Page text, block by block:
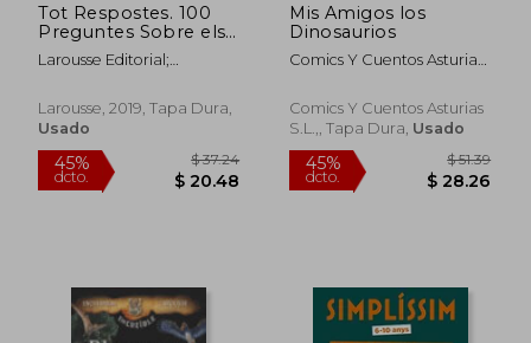
dcto. $ 24.69 dcto.
Tot Respostes. 100
Preguntes Sobre els
Dinosaures (Larousse
- Infantil (en Catalán)
Larousse Editorial;
Larousse, 2019, Tapa Dura,
Usado
Mis Amigos los
Dinosaurios
Comics Y Cuentos Asturias
Comics Y Cuentos Asturias
S.L.,, Tapa Dura, Usado